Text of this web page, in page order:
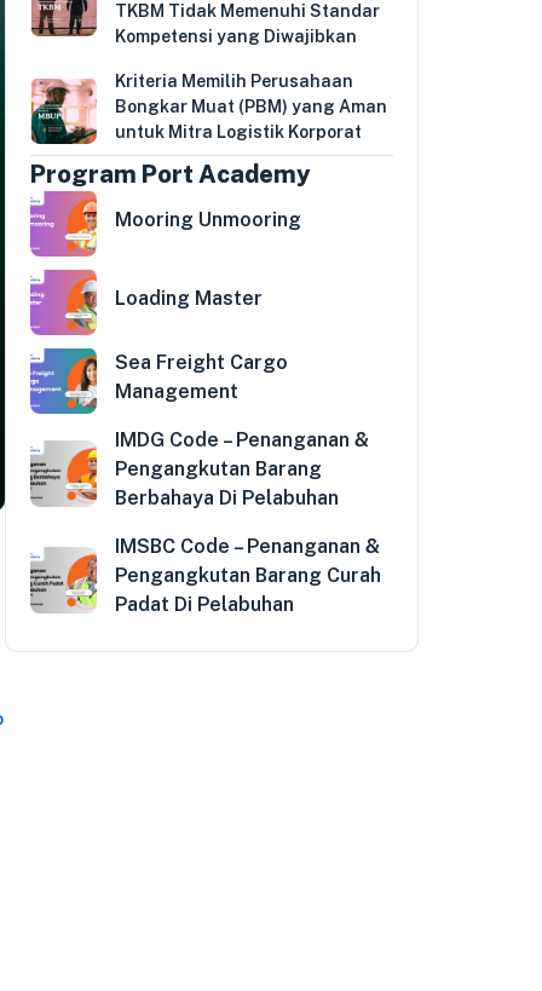
TKBM Tidak Memenuhi Standar
Kompetensi yang Diwajibkan
Kriteria Memilih Perusahaan
Bongkar Muat (PBM) yang Aman
untuk Mitra Logistik Korporat
Program Port Academy
Mooring Unmooring
Loading Master
Sea Freight Cargo
Management
IMDG Code – Penanganan &
Pengangkutan Barang
Berbahaya Di Pelabuhan
IMSBC Code – Penanganan &
Pengangkutan Barang Curah
Padat Di Pelabuhan